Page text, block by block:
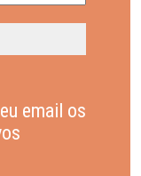
email os